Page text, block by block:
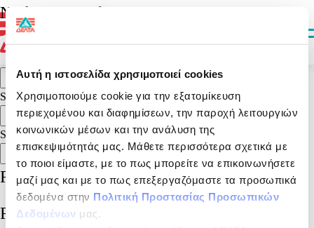
Αυτή η ιστοσελίδα χρησιμοποιεί cookies
Χρησιμοποιούμε cookie για την εξατομίκευση
περιεχομένου και διαφημίσεων, την παροχή λειτουργιών
κοινωνικών μέσων και την ανάλυση της
επισκεψιμότητάς μας. Μάθετε περισσότερα σχετικά με
το ποιοι είμαστε, με το πως μπορείτε να επικοινωνήσετε
μαζί μας και με το πως επεξεργαζόμαστε τα προσωπικά
δεδομένα στην Πολιτική Προστασίας Προσωπικών
Δεδομένων μας.
Nothing Found
It seems we can’t find what you’re looking for. Perhaps searching can
help.
Search for:
Search
Search
Search
Search
Search
Recent Posts
Recent Comments